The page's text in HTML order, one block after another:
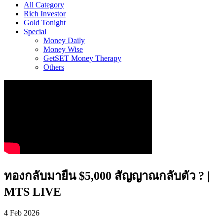
All Category
Rich Investor
Gold Tonight
Special
Money Daily
Money Wise
GetSET Money Therapy
Others
ทองกลับมายืน $5,000 สัญญาณกลับตัว ? |
MTS LIVE
4 Feb 2026